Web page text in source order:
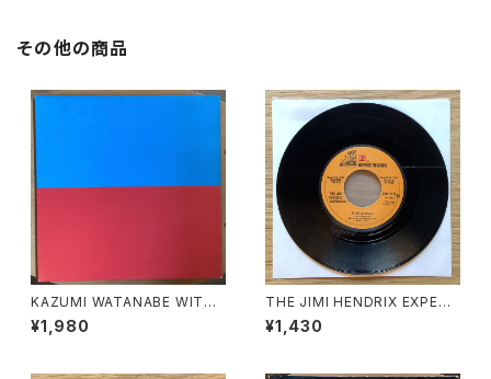
その他の商品
KAZUMI WATANABE WITH
LYUICHI SAKAMOTO / KYL
YN
¥1,980
THE JIMI HENDRIX EXPERI
ENCE / A: PURPLE HAZE /
B: FOXEY LADY
¥1,430